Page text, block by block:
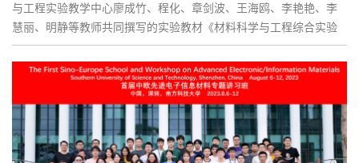
与工程实验教学中心廖成竹、程化、章剑波、王海鸥、李艳艳、李
慧丽、明静等教师共同撰写的实验教材《材料科学与工程综合实验
(英文版)》（Comprehensive Experiments for Materials Science
and Engineering）由高等教育出版社联合新加坡世界科技出版公司
（World Scientific Publishing Company）在国内和国际出版发
行！这是南方科技大学出版的第一部全英文实验教材。